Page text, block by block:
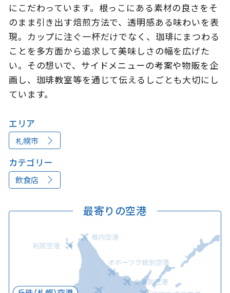
動画ライブラリー フォトライブラリー
お問い合わせ
Languages
にこだわっています。根っこにある素材の良さをそ
のまま引き出す焙煎方法で、透明感ある味わいを表
現。カップに注ぐ一杯だけでなく、珈琲にまつわる
ことを多方面から追求して美味しさの幅を広げた
い。その想いで、サイドメニューの考案や物販を企
画し、珈琲教室等を通じて伝えるしごとも大切にし
ています。
エリア
札幌市
カテゴリー
飲食店
最寄りの空港